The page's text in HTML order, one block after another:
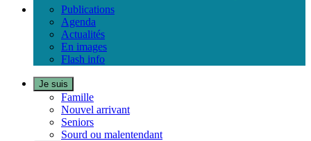
Publications
Agenda
Actualités
En images
Flash info
Je suis
Famille
Nouvel arrivant
Seniors
Sourd ou malentendant